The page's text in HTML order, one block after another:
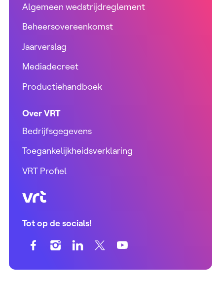
Algemeen wedstrijdreglement
Beheersovereenkomst
Jaarverslag
Mediadecreet
Productiehandboek
Over VRT
Bedrijfsgegevens
Toegankelijkheidsverklaring
VRT Profiel
VRT (home)
Tot op de socials!